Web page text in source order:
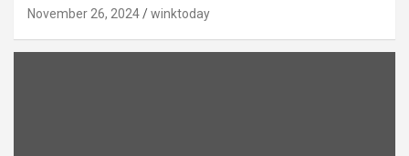
November 26, 2024 winktoday